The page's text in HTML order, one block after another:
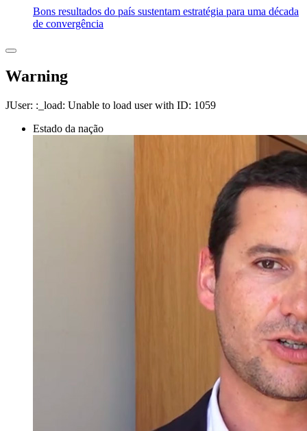
Bons resultados do país sustentam estratégia para uma década
de convergência
Warning
JUser: :_load: Unable to load user with ID: 1059
Estado da nação